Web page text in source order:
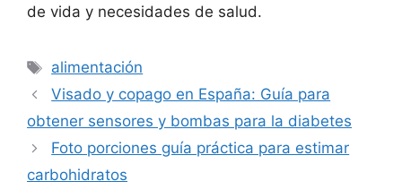
de vida y necesidades de salud.
Etiquetas
alimentación
Visado y copago en España: Guía para
obtener sensores y bombas para la diabetes
Foto porciones guía práctica para estimar
carbohidratos